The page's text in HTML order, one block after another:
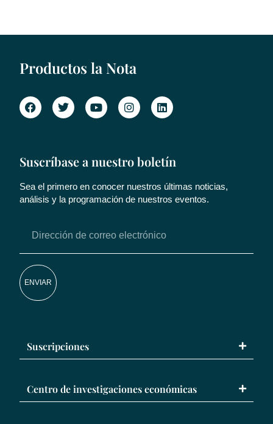
Productos la Nota
Suscríbase a nuestro boletín
Sea el primero en conocer nuestros últimas noticias,
análisis y la programación de nuestros eventos.
ENVIAR
Suscripciones
Centro de investigaciones económicas